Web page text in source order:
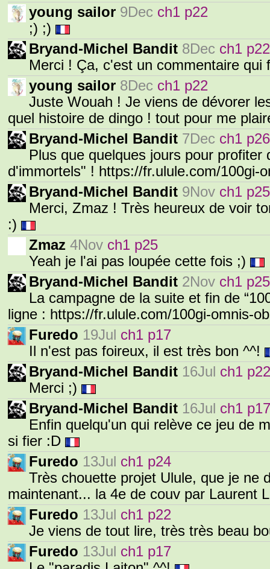
young sailor 9Dec ch1 p22
;) ;)
Bryand-Michel Bandit 8Dec ch1 p22
Merci ! Ça, c'est un commentaire
young sailor 8Dec ch1 p22
Juste Wouah ! Je viens de dévorer
quel histoire de dingo ! tout pour me
Bryand-Michel Bandit 7Dec ch1 p26
Plus que quelques jours pour
d'immortels" ! https://fr.ulule.com/100gi-
Bryand-Michel Bandit 9Nov ch1 p25
Merci, Zmaz ! Très heureux de voir
:)
Zmaz 4Nov ch1 p25
Yeah je l'ai pas loupée cette fois ;)
Bryand-Michel Bandit 2Nov ch1 p25
La campagne de la suite et fin de
ligne : https://fr.ulule.com/100gi-omnis-
Furedo 19Jul ch1 p17
Il n'est pas foireux, il est très bon ^^!
Bryand-Michel Bandit 16Jul ch1 p22
Merci ;)
Bryand-Michel Bandit 16Jul ch1 p17
Enfin quelqu'un qui relève ce jeu de
si fier :D
Furedo 13Jul ch1 p24
Très chouette projet Ulule, que je ne
maintenant... la 4e de couv par Laurent
Furedo 13Jul ch1 p22
Je viens de tout lire, très très beau
Furedo 13Jul ch1 p17